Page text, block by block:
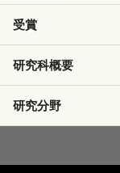
受賞
研究科概要
研究分野